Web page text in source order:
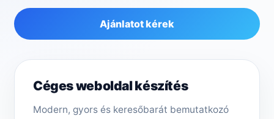
Ajánlatot kérek
Céges weboldal készítés
Modern, gyors és keresőbarát bemutatkozó